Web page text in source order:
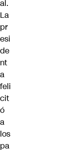
al.
La
pr
esi
de
nt
a
feli
cit
ó
a
los
pa